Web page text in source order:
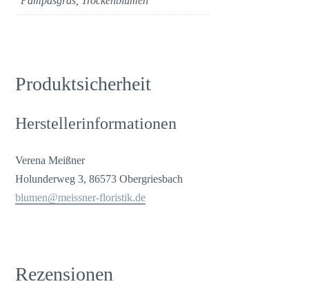
Produktsicherheit
Herstellerinformationen
Verena Meißner
Holunderweg 3, 86573 Obergriesbach
blumen@meissner-floristik.de
Rezensionen